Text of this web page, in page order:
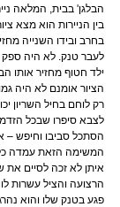
הבלגן' בבית, המלאה
בין הניירות הוא מצא
בחרב ובידו השנייה
לעבר טנק. לא היה
ילד חטוף מחזיר אותו
הציור אומנם לא היה
רק לוחם בחיל השריון
לצבא סיפרו שבכל
הסתכל סביבו וחיפש –
המשימה הזאת עמדה כל
איתן לא זכה לסיים את
הרצועה והציל עשרות
פגע בטנק שלו והוא